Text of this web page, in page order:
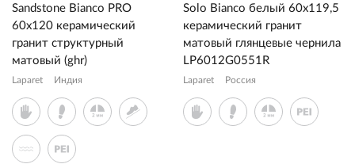
Sandstone Bianco PRO
60x120 керамический
гранит структурный
матовый (ghr)
Laparet Индия
Solo Bianco белый 60x119,5
керамический гранит
матовый глянцевые чернила
LP6012G0551R
Laparet Россия